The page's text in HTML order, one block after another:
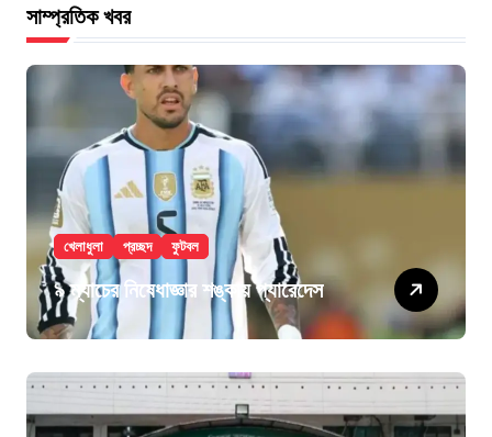
সাম্প্রতিক খবর
খেলাধুলা প্রচ্ছদ ফুটবল
৯ ম্যাচের নিষেধাজ্ঞার শঙ্কায় প্যারেদেস